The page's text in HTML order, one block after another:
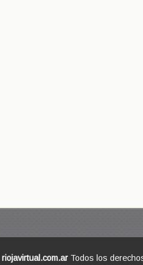
riojavirtual.com.ar Todos los